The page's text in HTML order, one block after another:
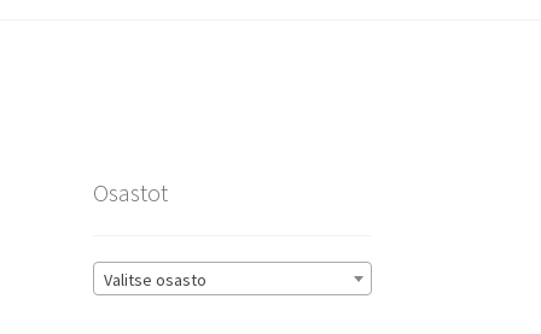
Osastot
Valitse osasto